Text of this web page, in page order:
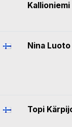
Kallioniemi
Nina Luoto
Topi